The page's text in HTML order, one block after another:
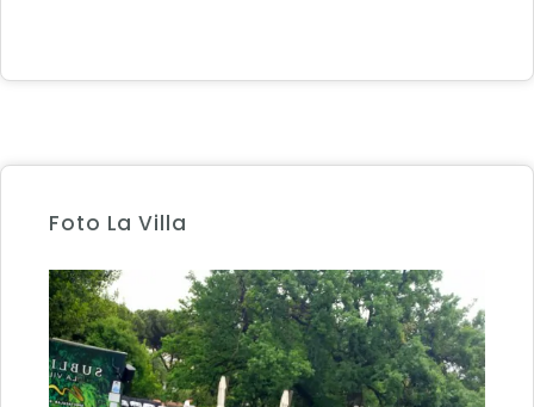
Foto La Villa